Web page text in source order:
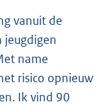
vanuit de
jeugdigen
name
risico opnieuw
Ik vind 90